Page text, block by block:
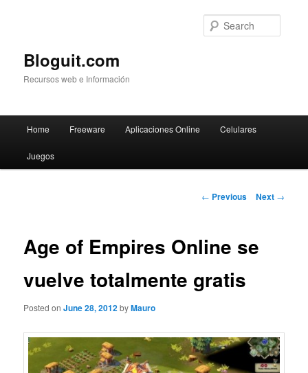
Bloguit.com
Recursos web e Información
Skip
to
Home Freeware Aplicaciones Online Celulares
Juegos
Post
← Previous Next →
Age of Empires Online se
vuelve totalmente gratis
Posted onJune 28, 2012byMauro